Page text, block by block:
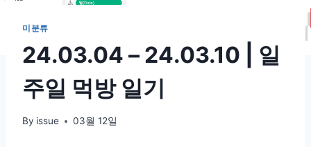
미분류
24.03.04 – 24.03.10 | 일
주일 먹방 일기
By issue 03월 12일